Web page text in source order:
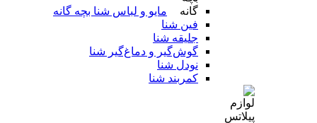
مایو و لباس شنا بچه گانه
فین شنا
جلیقه شنا
گوش‌گیر و دماغ‌گیر شنا
نودل شنا
کمربند شنا